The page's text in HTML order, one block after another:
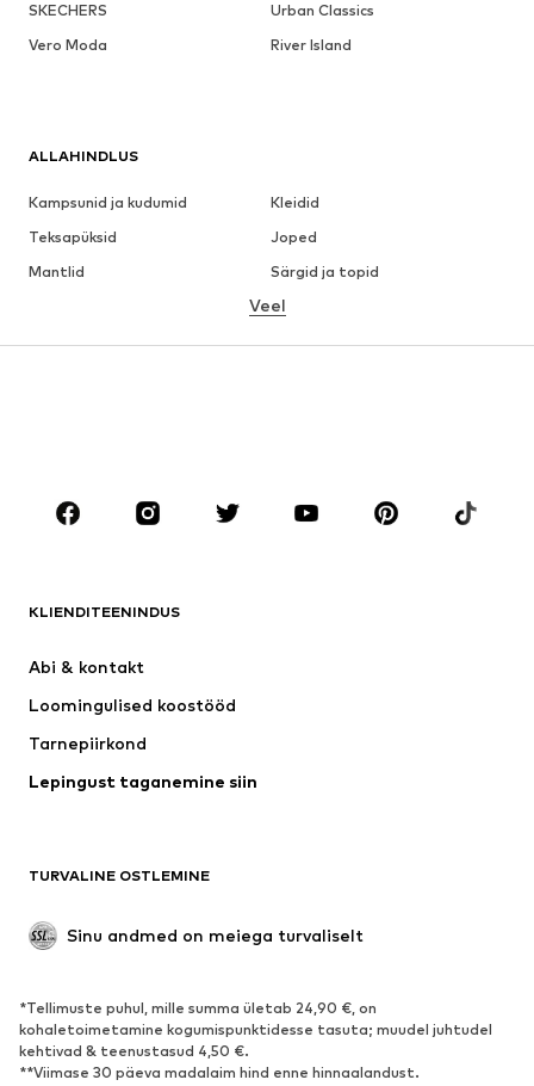
SKECHERS
Urban Classics
Vero Moda
River Island
ALLAHINDLUS
Kampsunid ja kudumid
Kleidid
Teksapüksid
Joped
Mantlid
Särgid ja topid
Pesu
Seelikud
Pluusid ja tuunikad
Aksessuaarid
Premium
Uus
Pesu
Mantlid
Sündmused
Eksklusiivne
JALANÕUD
Uus
Veel
KLIENDITEENINDUS
Abi & kontakt
Loomingulised koostööd
Tarnepiirkond
Lepingust taganemine siin
TURVALINE OSTLEMINE
Sinu andmed on meiega turvaliselt
*Tellimuste puhul, mille summa ületab 24,90 €, on
kohaletoimetamine kogumispunktidesse tasuta; muudel juhtudel
kehtivad & teenustasud 4,50 €.
**Viimase 30 päeva madalaim hind enne hinnaalandust.